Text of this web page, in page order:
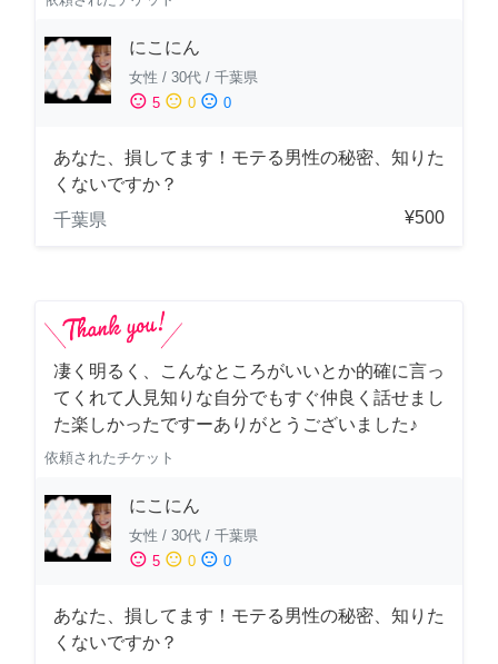
にこにん
女性 / 30代 / 千葉県
sentiment_satisfied 5 sentiment_neutral 0 sentiment_dissatisfied 0
あなた、損してます！モテる男性の秘密、知りた
くないですか？
千葉県
¥500
凄く明るく、こんなところがいいとか的確に言っ
てくれて人見知りな自分でもすぐ仲良く話せまし
た楽しかったですーありがとうございました♪
依頼されたチケット
にこにん
女性 / 30代 / 千葉県
sentiment_satisfied 5 sentiment_neutral 0 sentiment_dissatisfied 0
あなた、損してます！モテる男性の秘密、知りた
くないですか？